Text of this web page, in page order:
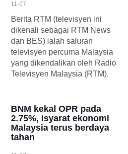
11-07
Berita RTM (televisyen ini
dikenali sebagai RTM News
dan BES) ialah saluran
televisyen percuma Malaysia
yang dikendalikan oleh Radio
Televisyen Malaysia (RTM).
BNM kekal OPR pada
2.75%, isyarat ekonomi
Malaysia terus berdaya
tahan